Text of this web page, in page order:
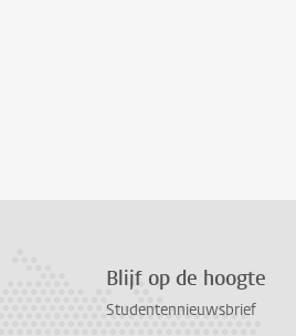
Blijf op de hoogte
Studentennieuwsbrief